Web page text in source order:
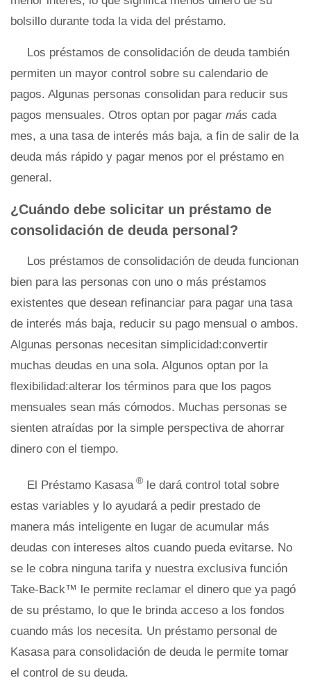
bolsillo durante toda la vida del préstamo.
Los préstamos de consolidación de deuda también
permiten un mayor control sobre su calendario de
pagos. Algunas personas consolidan para reducir sus
pagos mensuales. Otros optan por pagar más cada
mes, a una tasa de interés más baja, a fin de salir de la
deuda más rápido y pagar menos por el préstamo en
general.
¿Cuándo debe solicitar un préstamo de
consolidación de deuda personal?
Los préstamos de consolidación de deuda funcionan
bien para las personas con uno o más préstamos
existentes que desean refinanciar para pagar una tasa
de interés más baja, reducir su pago mensual o ambos.
Algunas personas necesitan simplicidad:convertir
muchas deudas en una sola. Algunos optan por la
flexibilidad:alterar los términos para que los pagos
mensuales sean más cómodos. Muchas personas se
sienten atraídas por la simple perspectiva de ahorrar
dinero con el tiempo.
El Préstamo Kasasa ® le dará control total sobre
estas variables y lo ayudará a pedir prestado de
manera más inteligente en lugar de acumular más
deudas con intereses altos cuando pueda evitarse. No
se le cobra ninguna tarifa y nuestra exclusiva función
Take-Back™ le permite reclamar el dinero que ya pagó
de su préstamo, lo que le brinda acceso a los fondos
cuando más los necesita. Un préstamo personal de
Kasasa para consolidación de deuda le permite tomar
el control de su deuda.